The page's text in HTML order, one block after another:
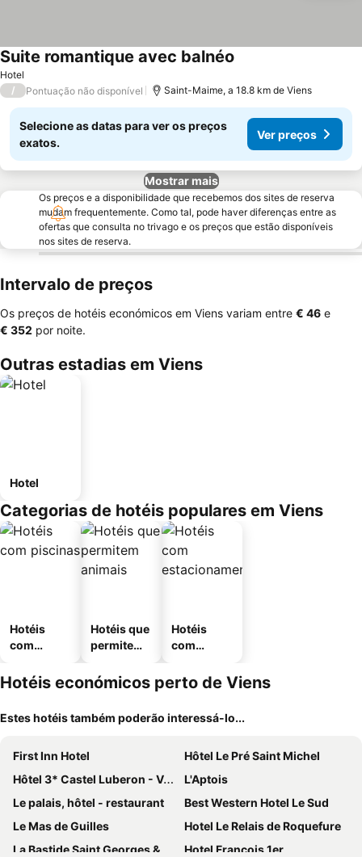
Hotel
Suite romantique avec balnéo
/ Pontuação não disponível Saint-Maime, a 18.8 km de Viens
Selecione as datas para ver os preços
exatos.
Ver preços
Mostrar mais
Os preços e a disponibilidade que recebemos dos sites de reserva
mudam frequentemente. Como tal, pode haver diferenças entre as
ofertas que consulta no trivago e os preços que estão disponíveis
nos sites de reserva.
Intervalo de preços
Os preços de hotéis económicos em Viens variam entre ‎€ 46 e
‎€ 352 por noite.
Outras estadias em Viens
Hotel
Categorias de hotéis populares em Viens
Hotéis
com
Hotéis que
permitem
Hotéis
com
mento
Hotéis económicos perto de Viens
Estes hotéis também poderão interessá-lo...
First Inn Hotel
Hôtel Le Pré Saint Michel
Hôtel 3* Castel Luberon - Vacances Bleues
L'Aptois
Le palais, hôtel - restaurant
Best Western Hotel Le Sud
Le Mas de Guilles
Hotel Le Relais de Roquefure
La Bastide Saint Georges & Spa
Hotel Francois 1er